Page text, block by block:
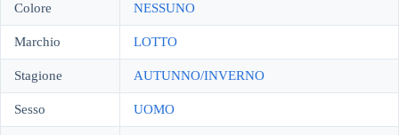
Colore NESSUNO
Marchio LOTTO
Stagione AUTUNNO/INVERNO
Sesso UOMO